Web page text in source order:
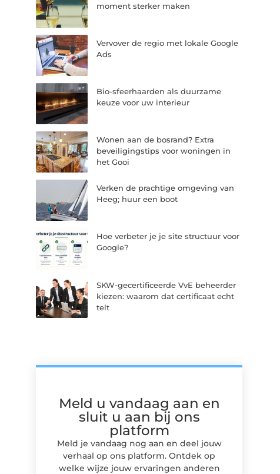
moment sterker maken
Vervover de regio met lokale Google
Ads
Bio-sfeerhaarden als duurzame
keuze voor uw interieur
Wonen aan de bosrand? Extra
beveiligingstips voor woningen in
het Gooi
Verken de prachtige omgeving van
Heeg; huur een boot
Hoe verbeter je je site structuur voor
Google?
SKW-gecertificeerde VvE beheerder
kiezen: waarom dat certificaat echt
telt
Meld u vandaag aan en
sluit u aan bij ons
platform
Meld je vandaag nog aan en deel jouw
verhaal op ons platform. Ontdek op
welke wijze jouw ervaringen anderen